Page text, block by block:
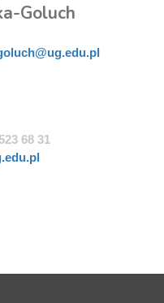
Goluch
68 31